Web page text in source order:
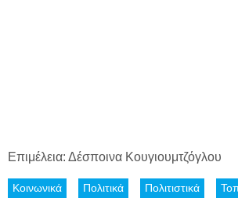
Επιμέλεια: Δέσποινα Κουγιουμτζόγλου
Κοινωνικά Πολιτικά Πολιτιστικά